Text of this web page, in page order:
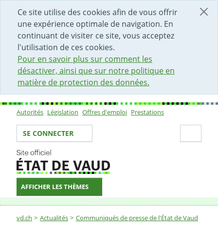
Ce site utilise des cookies afin de vous offrir
une expérience optimale de navigation. En
continuant de visiter ce site, vous acceptez
l'utilisation de ces cookies.
Pour en savoir plus sur comment les
désactiver, ainsi que sur notre politique en
matière de protection des données.
DÉBUT DU CONTENU DE LA PAGE
ACCÈS AU CHAMP DE RECHERCHE
PAGE D'ACCUEIL
FORMULAIRE DE CONTACT
Sous-navigation
Autorités Législation Offres d'emploi Prestations
Votre identité
SE CONNECTER
AFFICHER LES THÈMES
Fil d'Ariane
vd.ch Actualités Communiqués de presse de l'État de Vaud
Création d’un centre de compétences numérique